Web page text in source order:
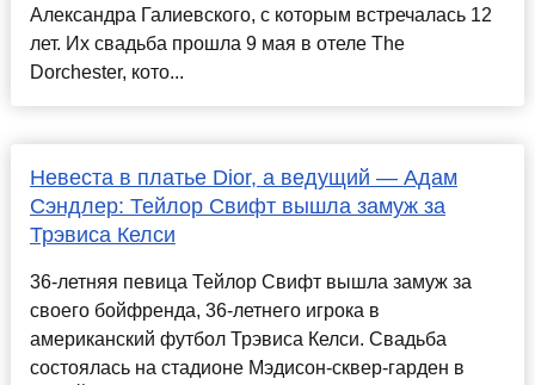
Александра Галиевского, с которым встречалась 12
лет. Их свадьба прошла 9 мая в отеле The
Dorchester, кото...
Невеста в платье Dior, а ведущий — Адам
Сэндлер: Тейлор Свифт вышла замуж за
Трэвиса Келси
36-летняя певица Тейлор Свифт вышла замуж за
своего бойфренда, 36-летнего игрока в
американский футбол Трэвиса Келси. Свадьба
состоялась на стадионе Мэдисон-сквер-гарден в